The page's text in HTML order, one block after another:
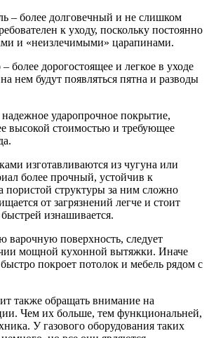
– более долговечный и не слишком
к уходу, поскольку постоянно
и «неизлечимыми» царапинами.
более дорогостоящее и легкое в уходе
нем будут появляться пятна и разводы
ударопрочное покрытие,
высокой стоимостью и требующее
изготавливаются из чугуна или
более прочный, устойчив к
пористой структуры за ним сложно
от загрязнений легче и стоит
изнашивается.
варочную поверхность, следует
мощной кухонной вытяжки. Иначе
покроет потолок и мебель рядом с
также обращать внимание на
Чем их больше, тем функциональней,
У газового оборудования таких